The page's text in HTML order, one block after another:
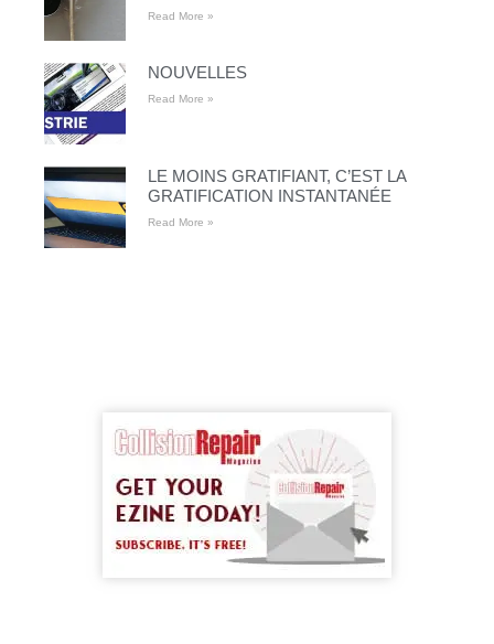
Read More »
NOUVELLES
Read More »
LE MOINS GRATIFIANT, C’EST LA
GRATIFICATION INSTANTANÉE
Read More »